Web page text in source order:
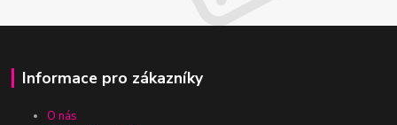
Informace pro zákazníky
O nás